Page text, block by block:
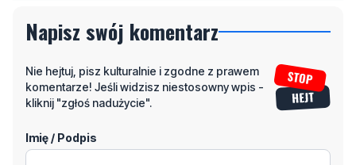
komentarze! Jeśli widzisz niestosowny wpis -
kliknij "zgłoś nadużycie".
Imię / Podpis
Odpowiedz